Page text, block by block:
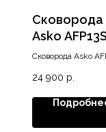
Сковорода
Asko AFP13S
Сковорода Asko
Celsius Cooking.
24 900 р.